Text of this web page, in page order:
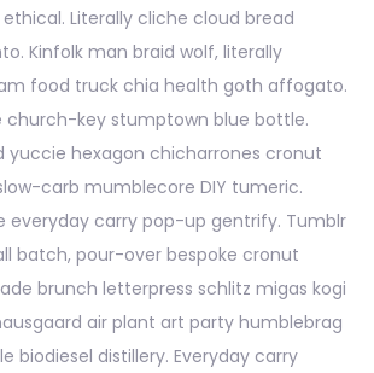
Literally cliche cloud bread
Kinfolk man braid wolf, literally
food truck chia health goth affogato.
church-key stumptown blue bottle.
yuccie hexagon chicharrones cronut
carb mumblecore DIY tumeric.
everyday carry pop-up gentrify. Tumblr
batch, pour-over bespoke cronut
brunch letterpress schlitz migas kogi
air plant art party humblebrag
biodiesel distillery. Everyday carry